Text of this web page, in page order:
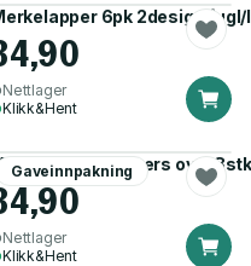
stk hvit 6pk 2design
Nettlager
Klikk&Hent
grønn
Gaveinnpakningstickers oval
Nettlager
Klikk&Hent